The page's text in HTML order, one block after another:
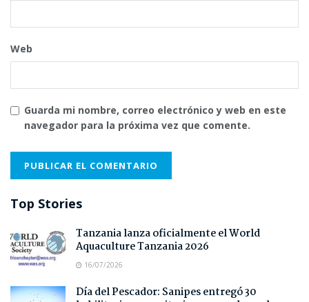
Web
Guarda mi nombre, correo electrónico y web en este
navegador para la próxima vez que comente.
Top Stories
Tanzania lanza oficialmente el World
Aquaculture Tanzania 2026
16/07/2026
Día del Pescador: Sanipes entregó 30